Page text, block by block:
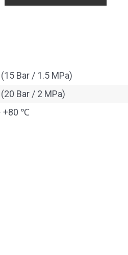
Bar / 1.5 MPa)
Bar / 2 MPa)
+80 ℃